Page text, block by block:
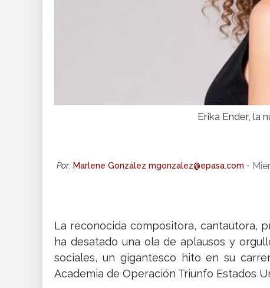
Erika Ender, la
Por: Marlene González mgonzalez@epasa.com -
La reconocida compositora, cantautora,
ha desatado una ola de aplausos y
sociales, un gigantesco hito en su
Academia de Operación Triunfo Estados